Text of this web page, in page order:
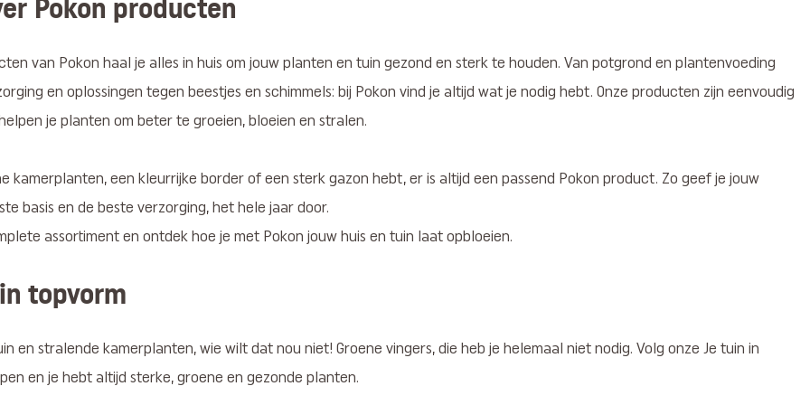
Pokon producten
van Pokon haal je alles in huis om jouw planten en tuin gezond en sterk te houden. Van potgrond en plantenvoeding
en oplossingen tegen beestjes en schimmels: bij Pokon vind je altijd wat je nodig hebt. Onze producten zijn eenvoudig
je planten om beter te groeien, bloeien en stralen.
kamerplanten, een kleurrijke border of een sterk gazon hebt, er is altijd een passend Pokon product. Zo geef je jouw
basis en de beste verzorging, het hele jaar door.
assortiment en ontdek hoe je met Pokon jouw huis en tuin laat opbloeien.
topvorm
en stralende kamerplanten, wie wilt dat nou niet! Groene vingers, die heb je helemaal niet nodig. Volg onze Je tuin in
en je hebt altijd sterke, groene en gezonde planten.